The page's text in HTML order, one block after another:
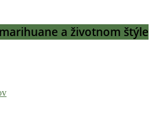
a životnom štýle